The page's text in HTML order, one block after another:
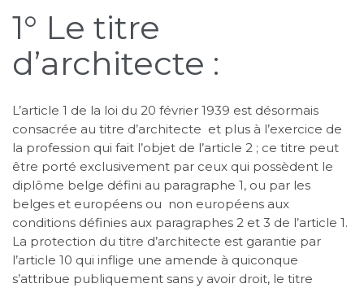
1° Le titre
d’architecte :
L’article 1 de la loi du 20 février 1939 est désormais
consacrée au titre d’architecte et plus à l’exercice de
la profession qui fait l’objet de l’article 2 ; ce titre peut
être porté exclusivement par ceux qui possèdent le
diplôme belge défini au paragraphe 1, ou par les
belges et européens ou non européens aux
conditions définies aux paragraphes 2 et 3 de l’article 1.
La protection du titre d’architecte est garantie par
l’article 10 qui inflige une amende à quiconque
s’attribue publiquement sans y avoir droit, le titre